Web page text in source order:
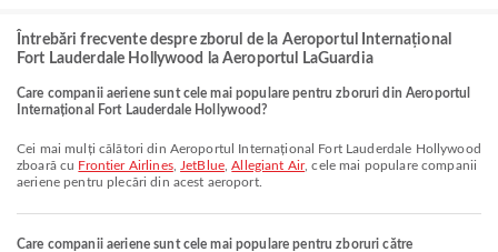
Întrebări frecvente despre zborul de la Aeroportul Internațional
Fort Lauderdale Hollywood la Aeroportul LaGuardia
Care companii aeriene sunt cele mai populare pentru zboruri din Aeroportul
Internațional Fort Lauderdale Hollywood?
Cei mai mulți călători din Aeroportul Internațional Fort Lauderdale Hollywood
zboară cu Frontier Airlines, JetBlue ,Allegiant Air, cele mai populare companii
aeriene pentru plecări din acest aeroport.
Care companii aeriene sunt cele mai populare pentru zboruri către